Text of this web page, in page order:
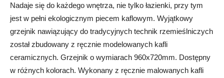
Nadaje się do każdego wnętrza, nie tylko łazienki, przy tym
jest w pełni ekologicznym piecem kaflowym. Wyjątkowy
grzejnik nawiązujący do tradycyjnych technik rzemieślniczych
został zbudowany z ręcznie modelowanych kafli
ceramicznych. Grzejnik o wymiarach 960x720mm. Dostępny
w różnych kolorach. Wykonany z ręcznie malowanych kafli